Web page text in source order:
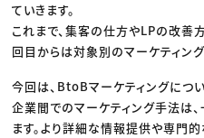
ていきます。
これまで、集客の仕方やLPの改善
回目からは対象別のマーケティン
今回は、BtoBマーケティングにつ
企業間でのマーケティング手法は
ます。より詳細な情報提供や専門